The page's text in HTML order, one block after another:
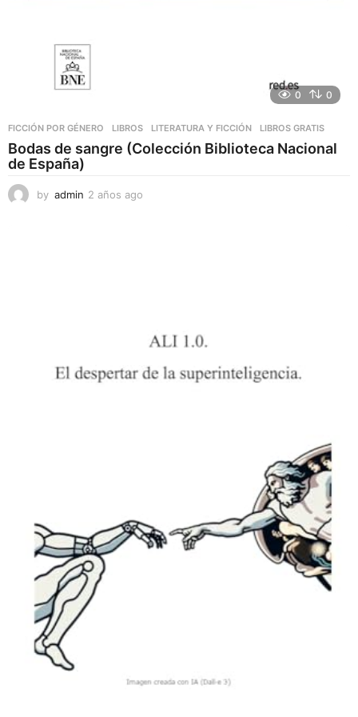
0 0
FICCIÓN POR GÉNERO ,LIBROS ,LITERATURA Y FICCIÓN LIBROS GRATIS
Bodas de sangre (Colección Biblioteca Nacional
de España)
by admin 2 años ago